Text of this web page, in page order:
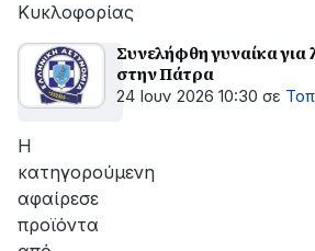
Κυκλοφορίας
Συνελήφθη γυναίκα για
στην Πάτρα
24 Ιουν 2026 10:30 σε
Η
κατηγορούμενη
αφαίρεσε
προϊόντα